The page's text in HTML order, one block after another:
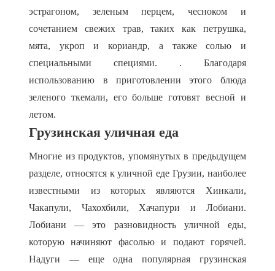
эстрагоном, зеленым перцем, чесноком и
сочетанием свежих трав, таких как петрушка,
мята, укроп и кориандр, а также солью и
специальными специями. . Благодаря
использованию в приготовлении этого блюда
зеленого ткемали, его больше готовят весной и
летом.
Грузинская уличная еда
Многие из продуктов, упомянутых в предыдущем
разделе, относятся к уличной еде Грузии, наиболее
известными из которых являются Хинкали,
Чакапули, Чахохбили, Хачапури и Лобиани.
Лобиани — это разновидность уличной еды,
которую начиняют фасолью и подают горячей.
Надуги — еще одна популярная грузинская